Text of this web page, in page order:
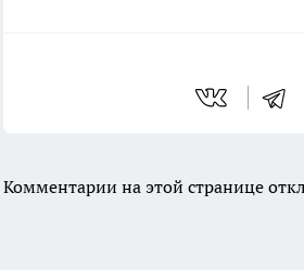
Комментарии на этой странице